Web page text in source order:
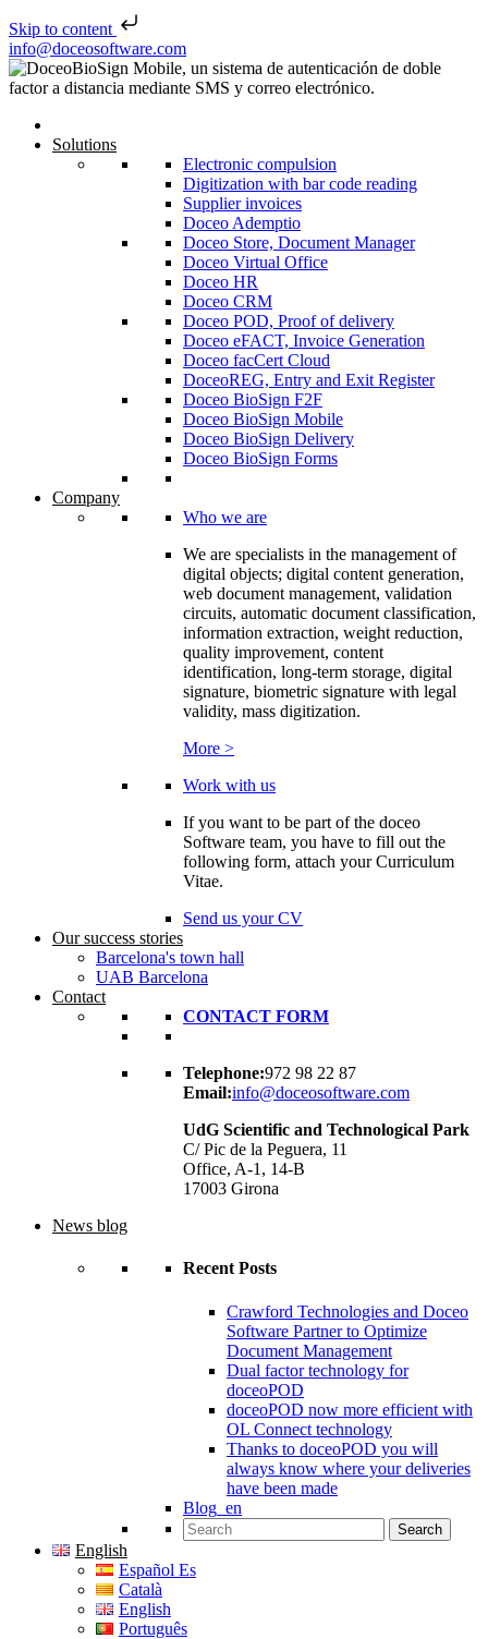
Skip to content
Skip to content
info@doceosoftware.com
Solutions
Electronic compulsion
Digitization with bar code reading
Supplier invoices
Doceo Ademptio
Doceo Store, Document Manager
Doceo Virtual Office
Doceo HR
Doceo CRM
Doceo POD, Proof of delivery
Doceo eFACT, Invoice Generation
Doceo facCert Cloud
DoceoREG, Entry and Exit Register
Doceo BioSign F2F
Doceo BioSign Mobile
Doceo BioSign Delivery
Doceo BioSign Forms
Company
Who we are
We are specialists in the management of
digital objects; digital content generation,
web document management, validation
circuits, automatic document classification,
information extraction, weight reduction,
quality improvement, content
identification, long-term storage, digital
signature, biometric signature with legal
validity, mass digitization.
More >
Work with us
If you want to be part of the doceo
Software team, you have to fill out the
following form, attach your Curriculum
Vitae.
Send us your CV
Our success stories
Barcelona's town hall
UAB Barcelona
Contact
CONTACT FORM
Telephone:972 98 22 87
Email:info@doceosoftware.com
UdG Scientific and Technological Park
C/ Pic de la Peguera, 11
Office, A-1, 14-B
17003 Girona
News blog
Recent Posts
Crawford Technologies and Doceo
Software Partner to Optimize
Document Management
Dual factor technology for
doceoPOD
doceoPOD now more efficient with
OL Connect technology
Thanks to doceoPOD you will
always know where your deliveries
have been made
Blog_en
Search for:
English
Español Es
Català
English
Português